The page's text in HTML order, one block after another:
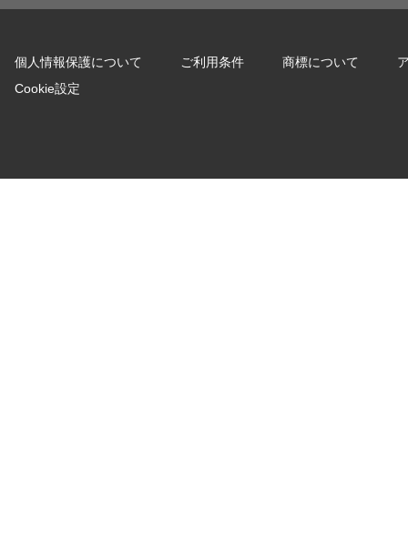
個人情報保護について ご利用条件 商標について
Cookie設定